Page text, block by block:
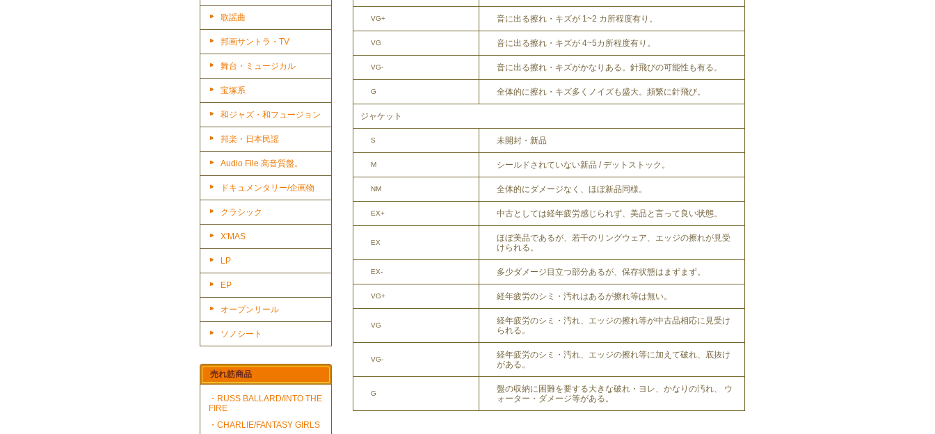
歌謡曲
邦画サントラ・TV
舞台・ミュージカル
宝塚系
和ジャズ・和フュージョン
邦楽・日本民謡
Audio File 高音質盤。
ドキュメンタリー/企画物
クラシック
X'MAS
LP
EP
オープンリール
ソノシート
売れ筋商品
・RUSS BALLARD/INTO THE
FIRE
・CHARLIE/FANTASY GIRLS
VG+ 音に出る擦れ・キズが 1~2 カ所程度有り。
VG 音に出る擦れ・キズが 4~5カ所程度有り。
VG- 音に出る擦れ・キズがかなりある。針飛びの可能性も有る。
G 全体的に擦れ・キズ多くノイズも盛大。頻繁に針飛び。
ジャケット
S 未開封・新品
M シールドされていない新品 / デットストック。
NM 全体的にダメージなく、ほぼ新品同様。
EX+ 中古としては経年疲労感じられず、美品と言って良い状態。
EX
ほぼ美品であるが、若干のリングウェア、エッジの擦れが見受
けられる。
EX- 多少ダメージ目立つ部分あるが、保存状態はまずまず。
VG+ 経年疲労のシミ・汚れはあるが擦れ等は無い。
VG
経年疲労のシミ・汚れ、エッジの擦れ等が中古品相応に見受け
られる。
VG-
経年疲労のシミ・汚れ、エッジの擦れ等に加えて破れ、底抜け
がある。
G
盤の収納に困難を要する大きな破れ・ヨレ、かなりの汚れ、 ウ
ォーター・ダメージ等がある。